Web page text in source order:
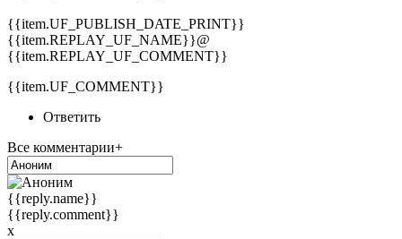
{{item.UF_PUBLISH_DATE_PRINT}}
{{item.REPLAY_UF_NAME}}@
{{item.REPLAY_UF_COMMENT}}
{{item.UF_COMMENT}}
Ответить
Все комментарии+
{{reply.name}}
{{reply.comment}}
x